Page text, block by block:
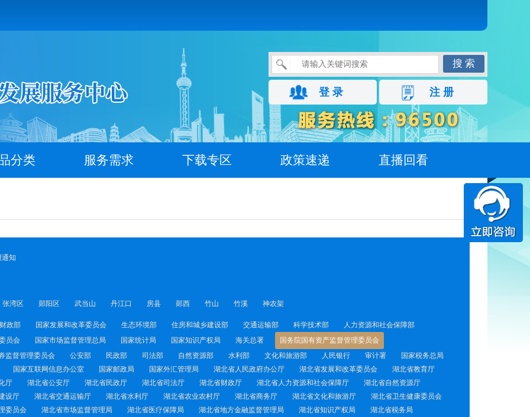
搜 索
登 录 注 册
分类 服务需求 下载专区 政策速递 直播回看
通知
张湾区 郧阳区 武当山 丹江口 房县 郧西 竹山 竹溪 神农架
财政部 国家发展和改革委员会 生态环境部 住房和城乡建设部 交通运输部 科学技术部
人力资源和社会保障部
员会 国家市场监督管理总局 国家统计局 国家知识产权局 海关总署
国务院国有资产监督管理委员会
监督管理委员会 公安部 民政部 司法部 自然资源部 水利部 文化和旅游部 人民银行 审计署
国家税务总局
国家互联网信息办公室 国家邮政局 国家外汇管理局 湖北省人民政府办公厅 湖北省发展和改革委员会
湖北省教育厅
厅 湖北省公安厅 湖北省民政厅 湖北省司法厅 湖北省财政厅 湖北省人力资源和社会保障厅
湖北省自然资源厅
设厅 湖北省交通运输厅 湖北省水利厅 湖北省农业农村厅 湖北省商务厅 湖北省文化和旅游厅
湖北省卫生健康委员会
委员会 湖北省市场监督管理局 湖北省医疗保障局 湖北省地方金融监督管理局 湖北省知识产权局 湖北省税务局